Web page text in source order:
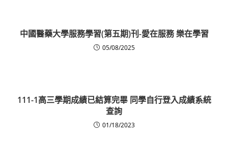
中國醫藥大學服務學習(第五期)刊-愛在服務 樂在學習
05/08/2025
111-1高三學期成績已結算完畢 同學自行登入成績系統
查詢
01/18/2023